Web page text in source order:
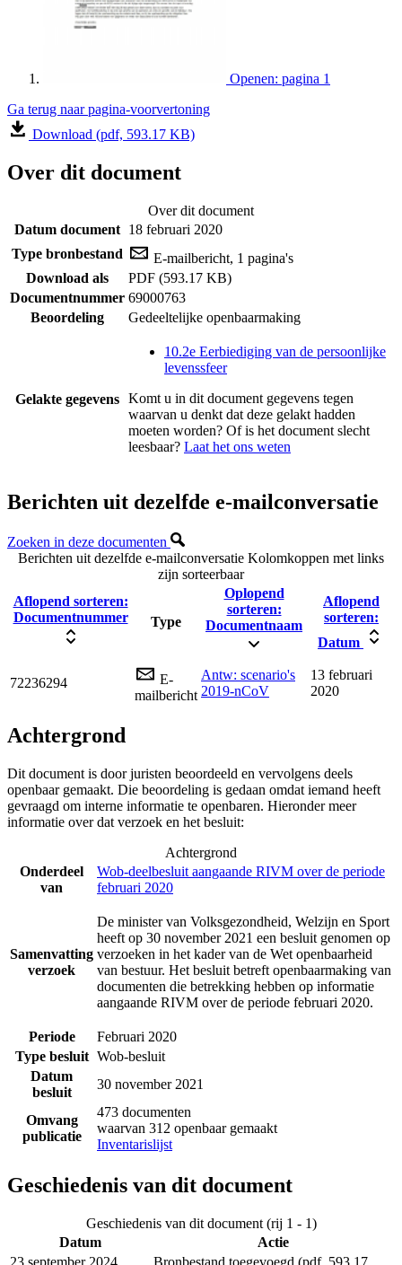
Openen: pagina 1
Ga terug naar pagina-voorvertoning
Download (pdf, 593.17 KB)
Over dit document
Over dit document
Datum document 18 februari 2020
Type bronbestand
E-mailbericht, 1 pagina's
Download als
PDF (593.17 KB)
Documentnummer 69000763
Beoordeling
Gedeeltelijke openbaarmaking
Gelakte gegevens
10.2e Eerbiediging van de persoonlijke
levenssfeer
Komt u in dit document gegevens tegen
waarvan u denkt dat deze gelakt hadden
moeten worden? Of is het document slecht
leesbaar? Laat het ons weten
Berichten uit dezelfde e-mailconversatie
Zoeken in deze documenten
Berichten uit dezelfde e-mailconversatie Kolomkoppen met links
zijn sorteerbaar
Aflopend sorteren:
Documentnummer
Type
Oplopend
sorteren:
Documentnaam
Aflopend
sorteren:
Datum
72236294
E-
mailbericht
Antw: scenario's
2019-nCoV
13 februari
2020
Achtergrond
Dit document is door juristen beoordeeld en vervolgens deels
openbaar gemaakt. Die beoordeling is gedaan omdat iemand heeft
gevraagd om interne informatie te openbaren. Hieronder meer
informatie over dat verzoek en het besluit:
Achtergrond
Onderdeel
van
Wob-deelbesluit aangaande RIVM over de periode
februari 2020
Samenvatting
verzoek
De minister van Volksgezondheid, Welzijn en Sport
heeft op 30 november 2021 een besluit genomen op
verzoeken in het kader van de Wet openbaarheid
van bestuur. Het besluit betreft openbaarmaking van
documenten die betrekking hebben op informatie
aangaande RIVM over de periode februari 2020.
Periode
Februari 2020
Type besluit Wob-besluit
Datum
besluit
30 november 2021
Omvang
publicatie
473 documenten
waarvan 312 openbaar gemaakt
Inventarislijst
Geschiedenis van dit document
Geschiedenis van dit document (rij 1 - 1)
Datum
Actie